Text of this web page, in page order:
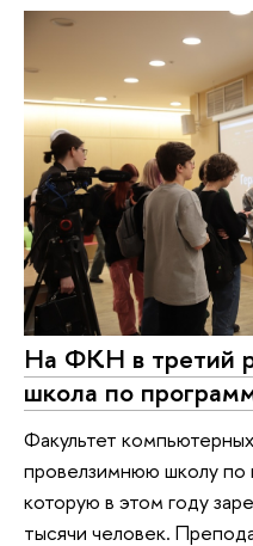
На ФКН в третий
школа по
Факультет
провелзимнюю школу по
которую в этом году
тысячи человек.